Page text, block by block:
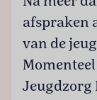
afspraken
van de
Jeugdzorg